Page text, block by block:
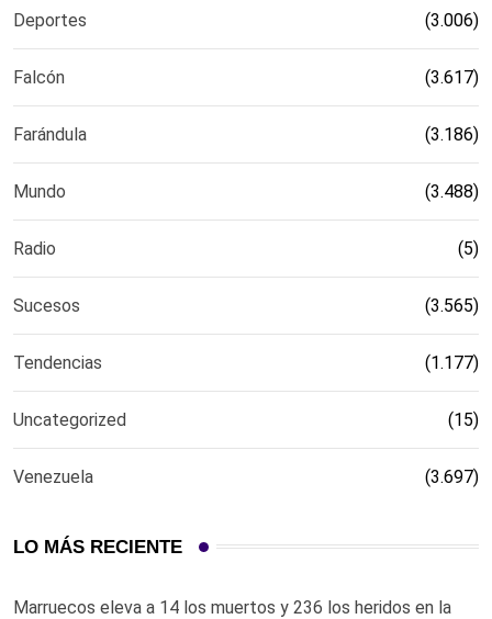
Deportes (3.006)
Falcón (3.617)
Farándula (3.186)
Mundo (3.488)
Radio (5)
Sucesos (3.565)
Tendencias (1.177)
Uncategorized (15)
Venezuela (3.697)
LO MÁS RECIENTE
Marruecos eleva a 14 los muertos y 236 los heridos en la